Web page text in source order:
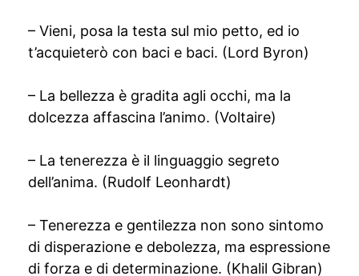
– Vieni, posa la testa sul mio petto, ed io
t’acquieterò con baci e baci. (Lord Byron)
– La bellezza è gradita agli occhi, ma la
dolcezza affascina l’animo. (Voltaire)
– La tenerezza è il linguaggio segreto
dell’anima. (Rudolf Leonhardt)
– Tenerezza e gentilezza non sono sintomo
di disperazione e debolezza, ma espressione
di forza e di determinazione. (Khalil Gibran)